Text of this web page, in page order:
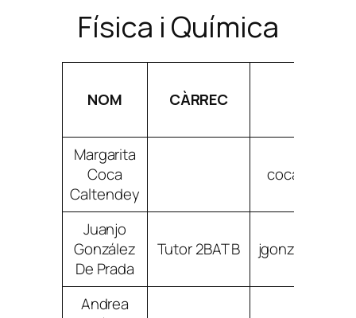
Física i Química
NOM CÀRREC
Margarita
Coca
Caltendey
Juanjo
González
De Prada
Tutor 2BAT B
Andrea